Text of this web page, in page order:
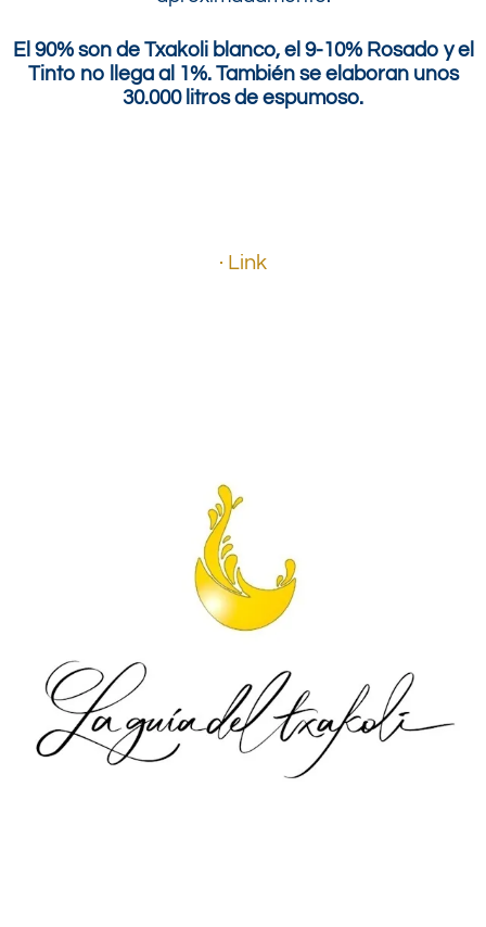
El 90% son de Txakoli blanco, el 9-10% Rosado y el
Tinto no llega al 1%. También se elaboran unos
30.000 litros de espumoso.
· Link